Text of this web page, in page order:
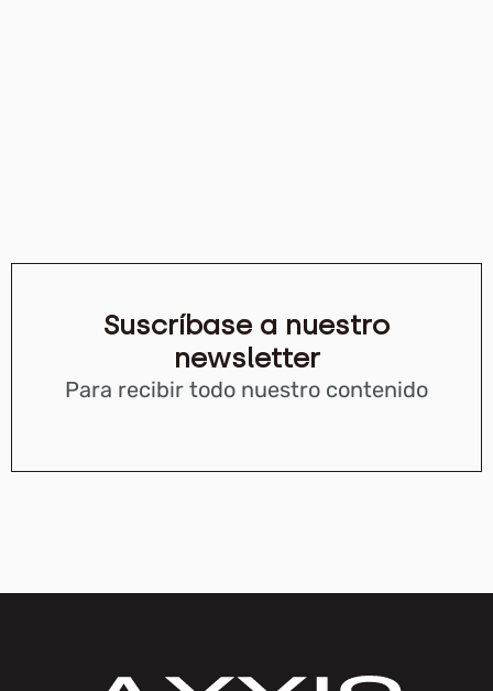
Suscríbase a nuestro
newsletter
Para recibir todo nuestro contenido